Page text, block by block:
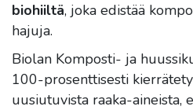
biohiiltä, joka edistää
hajuja.
Biolan Komposti- ja
100-prosenttisesti
uusiutuvista raaka-aineista,